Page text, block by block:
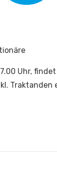
Uhr,
Traktanden